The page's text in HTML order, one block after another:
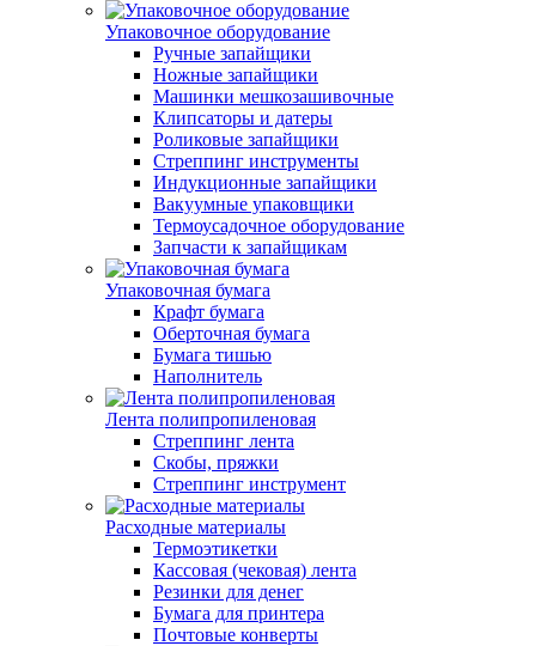
Упаковочное оборудование
Ручные запайщики
Ножные запайщики
Машинки мешкозашивочные
Клипсаторы и датеры
Роликовые запайщики
Стреппинг инструменты
Индукционные запайщики
Вакуумные упаковщики
Термоусадочное оборудование
Запчасти к запайщикам
Упаковочная бумага
Крафт бумага
Оберточная бумага
Бумага тишью
Наполнитель
Лента полипропиленовая
Стреппинг лента
Скобы, пряжки
Стреппинг инструмент
Расходные материалы
Термоэтикетки
Кассовая (чековая) лента
Резинки для денег
Бумага для принтера
Почтовые конверты